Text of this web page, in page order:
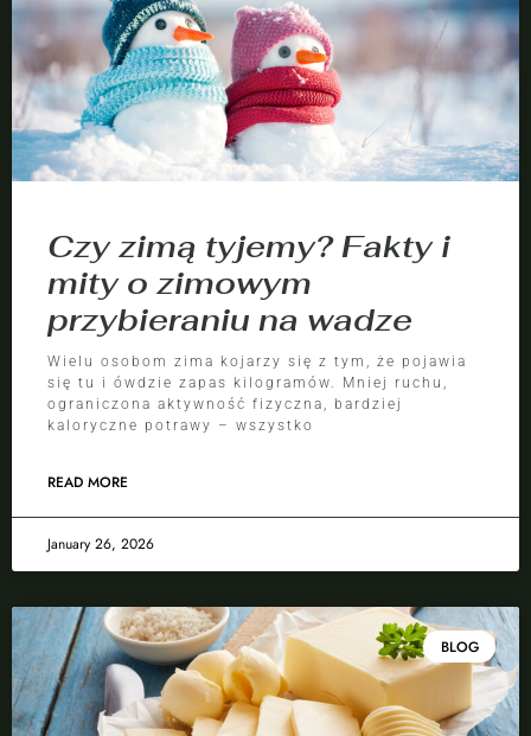
Czy zimą tyjemy? Fakty i
mity o zimowym
przybieraniu na wadze
Wielu osobom zima kojarzy się z tym, że pojawia
się tu i ówdzie zapas kilogramów. Mniej ruchu,
ograniczona aktywność fizyczna, bardziej
kaloryczne potrawy – wszystko
READ MORE
January 26, 2026
BLOG